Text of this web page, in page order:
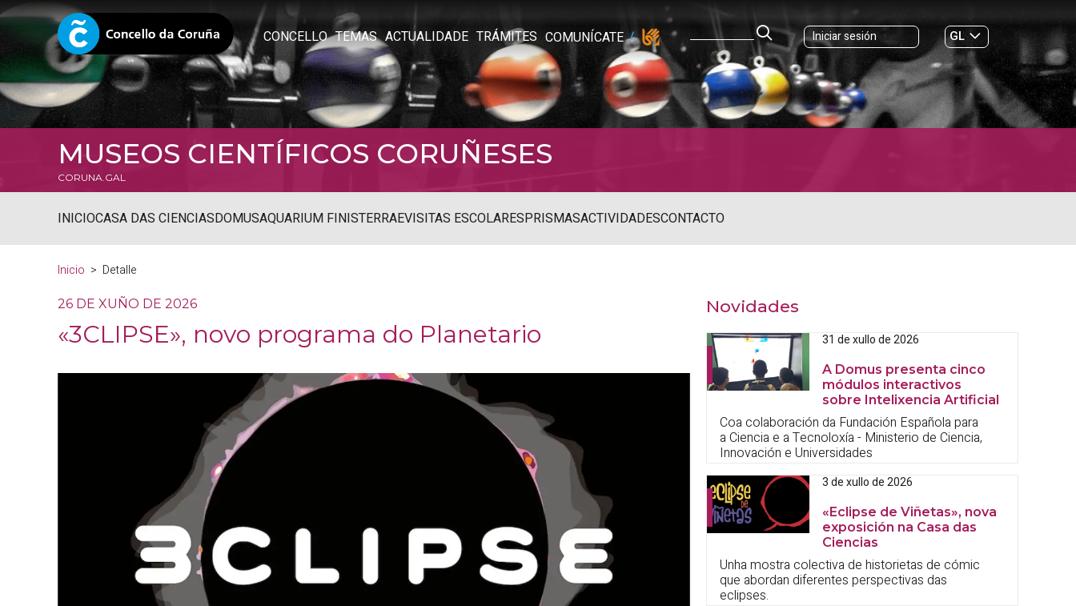
CONCELLO TEMAS ACTUALIDADE TRÁMITES COMUNÍCATE Iniciar sesión
GL
ES|
MUSEOS CIENTÍFICOS CORUÑESES
CORUNA.GAL
INICIOCASA DAS CIENCIASDOMUSAQUARIUM FINISTERRAEVISITAS ESCOLARESPRISMASACTIVIDADESCONTACTO
Inicio Detalle
26 DE XUÑO DE 2026
«3CLIPSE», novo programa do Planetario
Novidades
31 de xullo de 2026
A Domus presenta cinco
módulos interactivos
sobre Intelixencia Artificial
Coa colaboración da Fundación Española para
a Ciencia e a Tecnoloxía - Ministerio de Ciencia,
Innovación e Universidades
3 de xullo de 2026
«Eclipse de Viñetas», nova
exposición na Casa das
Ciencias
Unha mostra colectiva de historietas de cómic
que abordan diferentes perspectivas das
eclipses.